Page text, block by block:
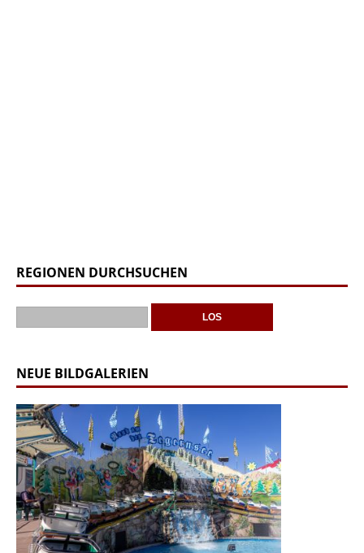
REGIONEN DURCHSUCHEN
NEUE BILDGALERIEN